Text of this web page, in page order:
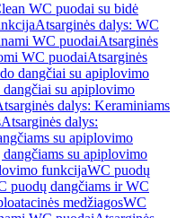
WC puodai su bidė
Atsarginės dalys: WC
WC puodaiAtsarginės
WC puodaiAtsarginės
dangčiai su apiplovimo
su apiplovimo
dalys: Keraminiams
Atsarginės dalys:
su apiplovimo
su apiplovimo
funkcijaWC puodų
puodų dangčiams ir WC
medžiagosWC